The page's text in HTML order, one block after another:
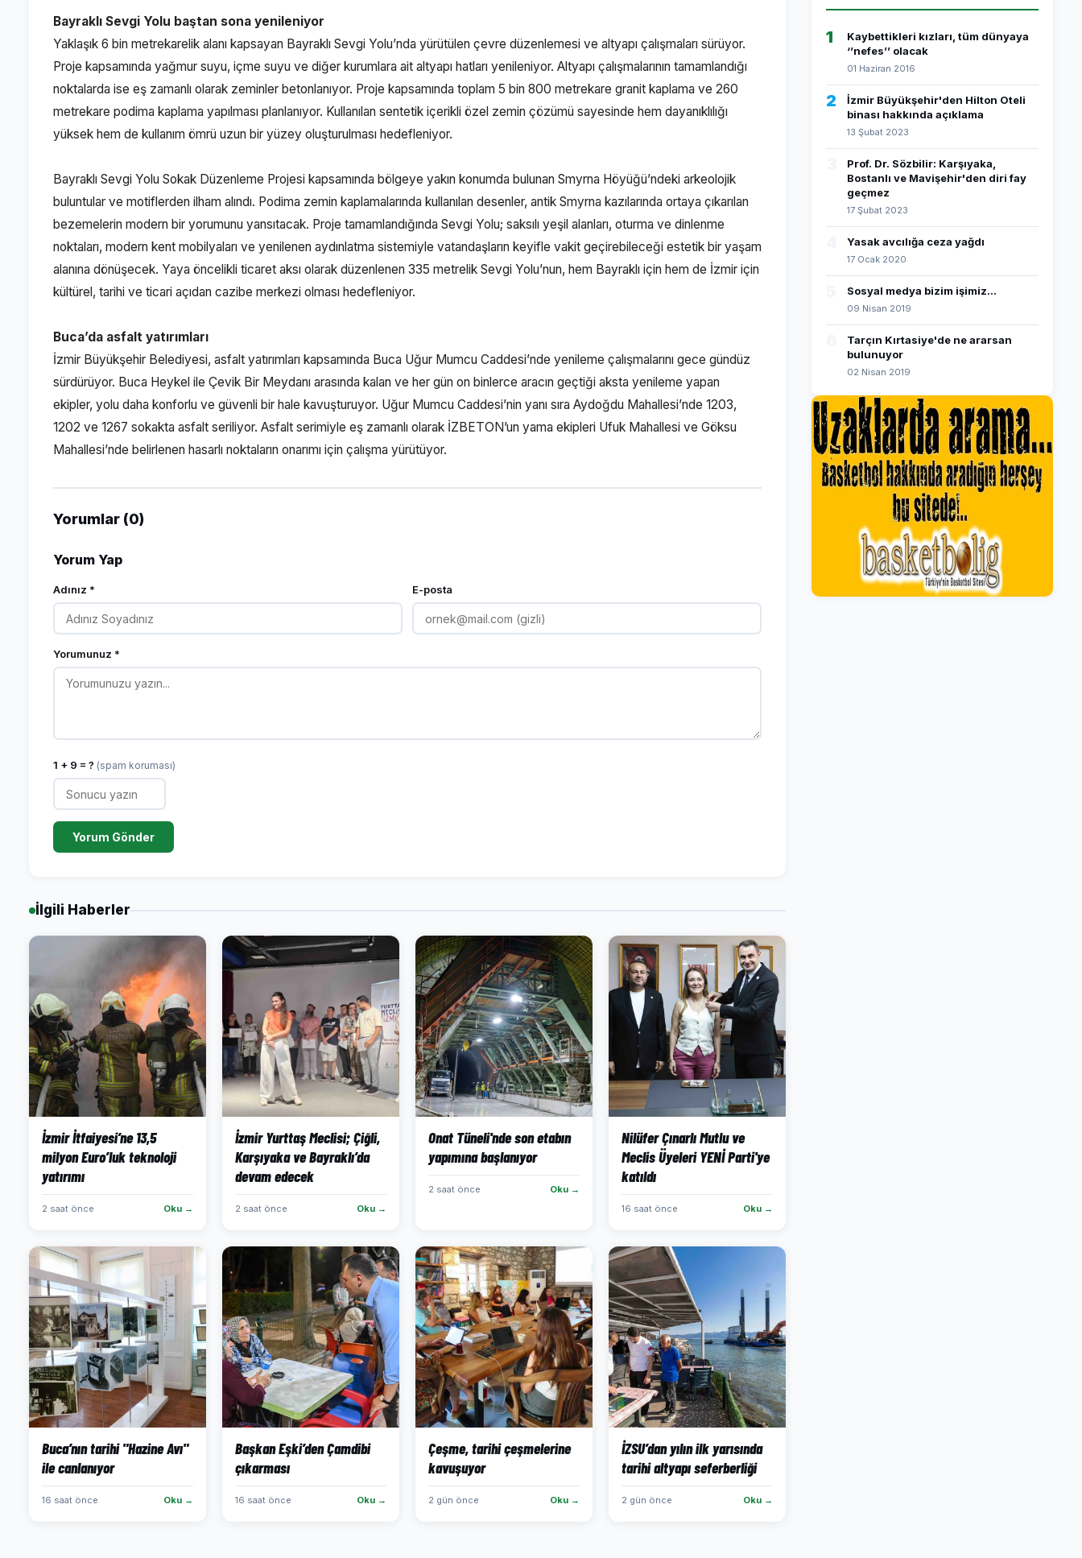
Bayraklı Sevgi Yolu baştan sona yenileniyor
Yaklaşık 6 bin metrekarelik alanı kapsayan Bayraklı Sevgi Yolu’nda yürütülen çevre düzenlemesi ve altyapı çalışmaları sürüyor.
Proje kapsamında yağmur suyu, içme suyu ve diğer kurumlara ait altyapı hatları yenileniyor. Altyapı çalışmalarının tamamlandığı
noktalarda ise eş zamanlı olarak zeminler betonlanıyor. Proje kapsamında toplam 5 bin 800 metrekare granit kaplama ve 260
metrekare podima kaplama yapılması planlanıyor. Kullanılan sentetik içerikli özel zemin çözümü sayesinde hem dayanıklılığı
yüksek hem de kullanım ömrü uzun bir yüzey oluşturulması hedefleniyor.
Bayraklı Sevgi Yolu Sokak Düzenleme Projesi kapsamında bölgeye yakın konumda bulunan Smyrna Höyüğü’ndeki arkeolojik
buluntular ve motiflerden ilham alındı. Podima zemin kaplamalarında kullanılan desenler, antik Smyrna kazılarında ortaya çıkarılan
bezemelerin modern bir yorumunu yansıtacak. Proje tamamlandığında Sevgi Yolu; saksılı yeşil alanları, oturma ve dinlenme
noktaları, modern kent mobilyaları ve yenilenen aydınlatma sistemiyle vatandaşların keyifle vakit geçirebileceği estetik bir yaşam
alanına dönüşecek. Yaya öncelikli ticaret aksı olarak düzenlenen 335 metrelik Sevgi Yolu’nun, hem Bayraklı için hem de İzmir için
kültürel, tarihi ve ticari açıdan cazibe merkezi olması hedefleniyor.
Buca’da asfalt yatırımları
İzmir Büyükşehir Belediyesi, asfalt yatırımları kapsamında Buca Uğur Mumcu Caddesi’nde yenileme çalışmalarını gece gündüz
sürdürüyor. Buca Heykel ile Çevik Bir Meydanı arasında kalan ve her gün on binlerce aracın geçtiği aksta yenileme yapan
ekipler, yolu daha konforlu ve güvenli bir hale kavuşturuyor. Uğur Mumcu Caddesi’nin yanı sıra Aydoğdu Mahallesi’nde 1203,
1202 ve 1267 sokakta asfalt seriliyor. Asfalt serimiyle eş zamanlı olarak İZBETON’un yama ekipleri Ufuk Mahallesi ve Göksu
Mahallesi’nde belirlenen hasarlı noktaların onarımı için çalışma yürütüyor.
Yorumlar (0)
Yorum Yap
Adınız * E-posta
Yorumunuz *
1 + 9 = ? (spam koruması)
Yorum Gönder
İlgili Haberler
İzmir İtfaiyesi’ne 13,5
milyon Euro’luk teknoloji
yatırımı
2 saat önce Oku →
İzmir Yurttaş Meclisi; Çiğli,
Karşıyaka ve Bayraklı’da
devam edecek
2 saat önce Oku →
Onat Tüneli'nde son etabın
yapımına başlanıyor
2 saat önce Oku →
Nilüfer Çınarlı Mutlu ve
Meclis Üyeleri YENİ Parti'ye
katıldı
16 saat önce Oku →
Buca’nın tarihi "Hazine Avı"
ile canlanıyor
16 saat önce Oku →
Başkan Eşki’den Çamdibi
çıkarması
16 saat önce Oku →
Çeşme, tarihi çeşmelerine
kavuşuyor
2 gün önce Oku →
İZSU’dan yılın ilk yarısında
tarihi altyapı seferberliği
2 gün önce Oku →
1
Kaybettikleri kızları, tüm dünyaya
‘’nefes’’ olacak
01 Haziran 2016
2
İzmir Büyükşehir'den Hilton Oteli
binası hakkında açıklama
13 Şubat 2023
Prof. Dr. Sözbilir: Karşıyaka,
Bostanlı ve Mavişehir'den diri fay
geçmez
17 Şubat 2023
Yasak avcılığa ceza yağdı
17 Ocak 2020
Sosyal medya bizim işimiz...
09 Nisan 2019
Tarçın Kırtasiye'de ne ararsan
bulunuyor
02 Nisan 2019